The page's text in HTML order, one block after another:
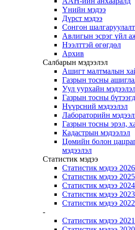
Үнийн мэдээ
Дүрст мэдээ
Сонгон шалгаруулалт
Авлигын эсрэг үйл
Нээлттэй өгөгдөл
Архив
Салбарын мэдээлэл
Ашигт малтмалын
Газрын тосны
Уул уурхайн
Газрын тосны
Нүүрсний мэдээлэл
Лабораторийн
Газрын тосны эрэл,
Кадастрын мэдээлэл
Цөмийн болон
мэдээлэл
Статистик мэдээ
Статистик мэдээ
Статистик мэдээ
Статистик мэдээ
Статистик мэдээ
Статистик мэдээ
-
Статистик мэдээ